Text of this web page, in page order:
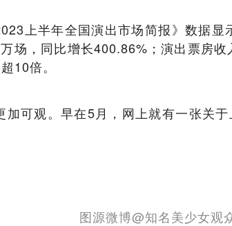
上半年全国演出市场简报》数据
场，同比增长400.86%；演出票房
10倍。
可观。早在5月，网上就有一张关
图源微博@知名美少女观